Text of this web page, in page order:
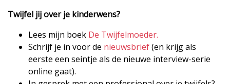
Twijfel jij over je kinderwens?
Lees mijn boek De Twijfelmoeder.
Schrijf je in voor de nieuwsbrief(en krijg als
eerste een seintje als de nieuwe interview-serie
online gaat).